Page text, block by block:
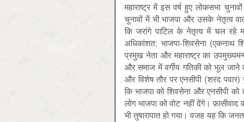
महाराष्ट्र में इस वर्ष हुए लोकसभा
चुनावों में भी भाजपा और उसके नेतृत्व
कि जरांगे पाटिल के नेतृत्व में चल रहे
अधिकांशत: भाजपा-शिवसेना (एकनाथ
प्रमुख नेता और महाराष्ट्र का
और समाज में वर्गीय गतिकी को भूल जाने
और विशेष तौर पर एनसीपी (शरद
कि भाजपा को शिवसेना और एनसीपी
लोग भाजपा को वोट नहीं देंगे।
भी तुषारापात हो गया। वजह यह कि